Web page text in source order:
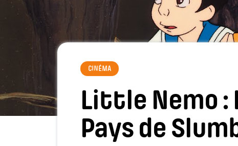
CINÉMA
Little Nemo :
Pays de